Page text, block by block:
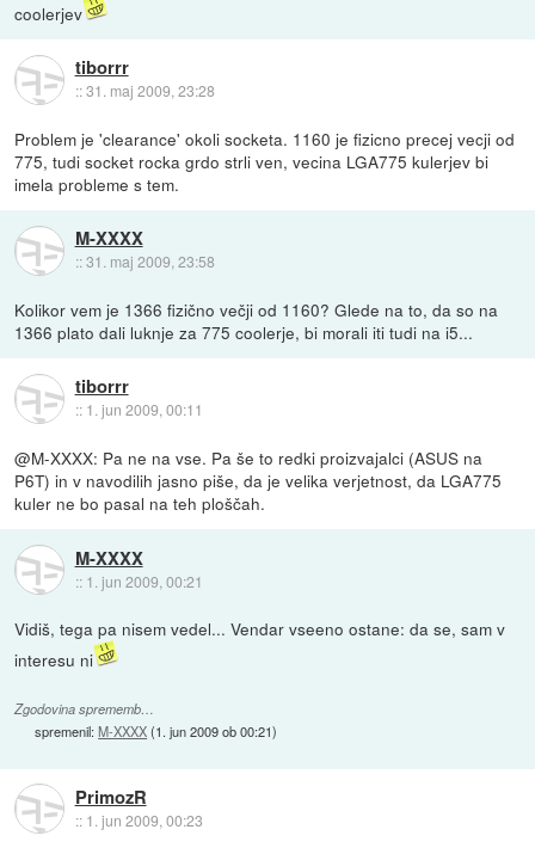
coolerjev
tiborrr
::31. maj 2009, 23:28
Problem je 'clearance' okoli socketa. 1160 je fizicno precej vecji od
775, tudi socket rocka grdo strli ven, vecina LGA775 kulerjev bi
imela probleme s tem.
M-XXXX
::31. maj 2009, 23:58
Kolikor vem je 1366 fizično večji od 1160? Glede na to, da so na
1366 plato dali luknje za 775 coolerje, bi morali iti tudi na i5...
tiborrr
:: 1. jun 2009, 00:11
@M-XXXX: Pa ne na vse. Pa še to redki proizvajalci (ASUS na
P6T) in v navodilih jasno piše, da je velika verjetnost, da LGA775
kuler ne bo pasal na teh ploščah.
M-XXXX
:: 1. jun 2009, 00:21
Vidiš, tega pa nisem vedel... Vendar vseeno ostane: da se, sam v
interesu ni
Zgodovina sprememb…
spremenil:M-XXXX(1. jun 2009 ob 00:21)
PrimozR
:: 1. jun 2009, 00:23